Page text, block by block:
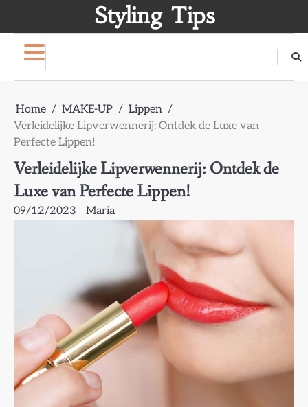
Styling Tips
Home MAKE-UP
Lippen
Verleidelijke Lipverwennerij: Ontdek de Luxe van
Perfecte Lippen!
Verleidelijke Lipverwennerij: Ontdek de
Luxe van Perfecte Lippen!
09/12/2023 Maria